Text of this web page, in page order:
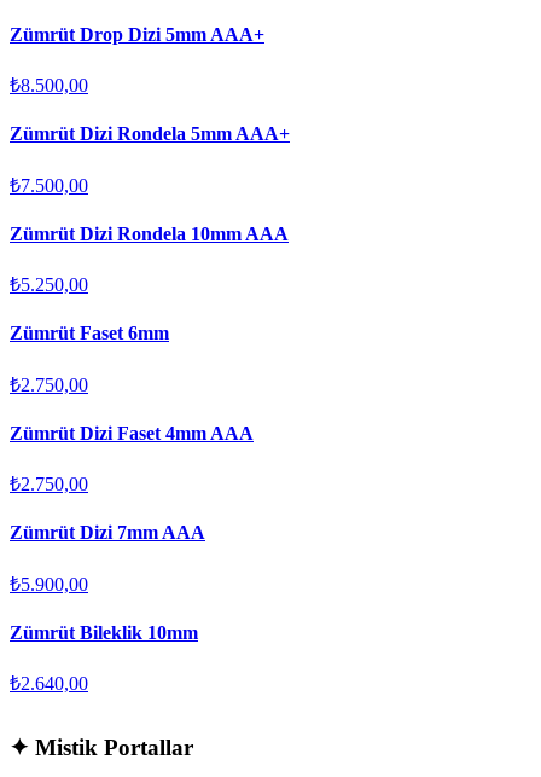
Zümrüt Drop Dizi 5mm AAA+
₺8.500,00
Zümrüt Dizi Rondela 5mm AAA+
₺7.500,00
Zümrüt Dizi Rondela 10mm AAA
₺5.250,00
Zümrüt Faset 6mm
₺2.750,00
Zümrüt Dizi Faset 4mm AAA
₺2.750,00
Zümrüt Dizi 7mm AAA
₺5.900,00
Zümrüt Bileklik 10mm
₺2.640,00
✦ Mistik Portallar